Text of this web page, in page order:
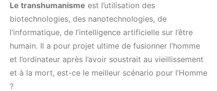
Le transhumanisme est l’utilisation des
biotechnologies, des nanotechnologies, de
l’informatique, de l’intelligence artificielle sur l’être
humain. Il a pour projet ultime de fusionner l’homme
et l’ordinateur après l’avoir soustrait au vieillissement
et à la mort, est-ce le meilleur scénario pour l’Homme
?